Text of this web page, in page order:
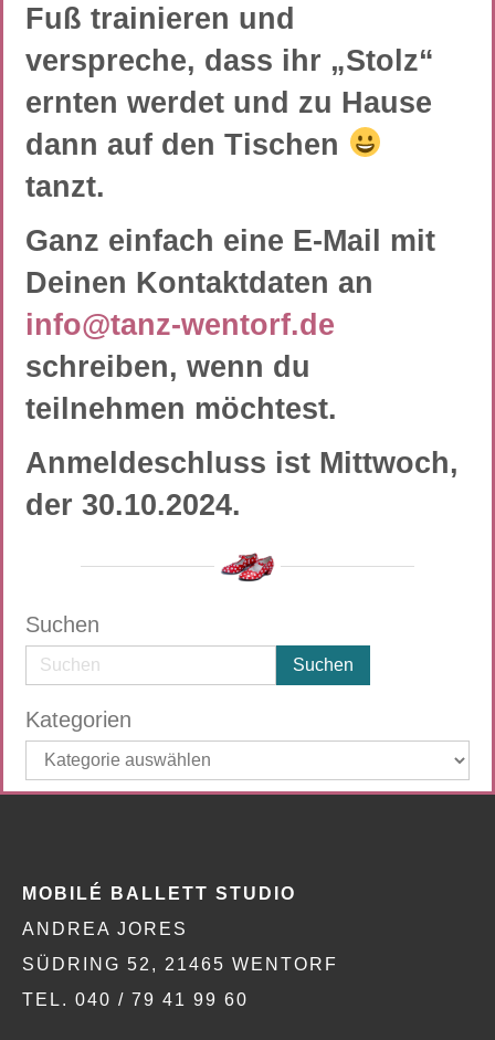
Fuß trainieren und
verspreche, dass ihr „Stolz“
ernten werdet und zu Hause
dann auf den Tischen
tanzt.
Ganz einfach eine E-Mail mit
Deinen Kontaktdaten an
info@tanz-wentorf.de
schreiben, wenn du
teilnehmen möchtest.
Anmeldeschluss ist Mittwoch,
der 30.10.2024.
Suchen
Kategorien
Kategorien
MOBILÉ BALLETT STUDIO
ANDREA JORES
SÜDRING 52, 21465 WENTORF
TEL. 040 / 79 41 99 60